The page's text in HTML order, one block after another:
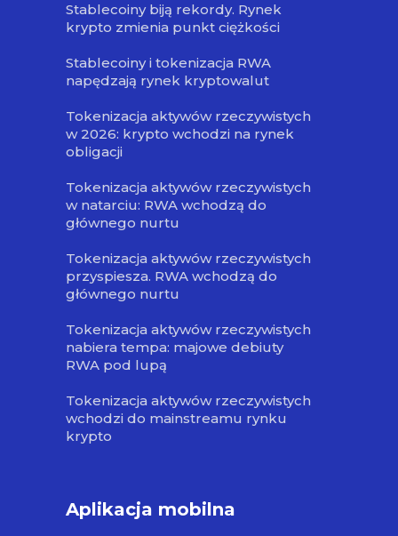
Stablecoiny biją rekordy. Rynek
krypto zmienia punkt ciężkości
Stablecoiny i tokenizacja RWA
napędzają rynek kryptowalut
Tokenizacja aktywów rzeczywistych
w 2026: krypto wchodzi na rynek
obligacji
Tokenizacja aktywów rzeczywistych
w natarciu: RWA wchodzą do
głównego nurtu
Tokenizacja aktywów rzeczywistych
przyspiesza. RWA wchodzą do
głównego nurtu
Tokenizacja aktywów rzeczywistych
nabiera tempa: majowe debiuty
RWA pod lupą
Tokenizacja aktywów rzeczywistych
wchodzi do mainstreamu rynku
krypto
Aplikacja mobilna